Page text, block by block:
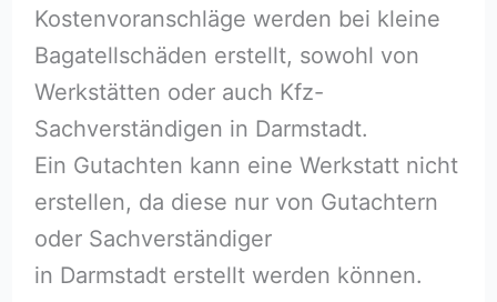
Kostenvoranschläge werden bei kleine
Bagatellschäden erstellt, sowohl von
Werkstätten oder auch Kfz-
Sachverständigen in Darmstadt.
Ein Gutachten kann eine Werkstatt nicht
erstellen, da diese nur von Gutachtern
oder Sachverständiger
in Darmstadt erstellt werden können.